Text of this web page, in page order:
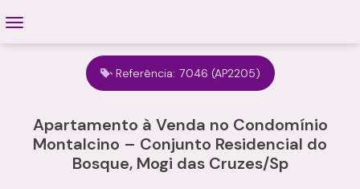
Referência: 7046 (AP2205)
Apartamento à Venda no Condomínio
Montalcino – Conjunto Residencial do
Bosque, Mogi das Cruzes/Sp